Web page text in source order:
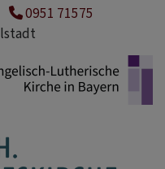
0951 71575